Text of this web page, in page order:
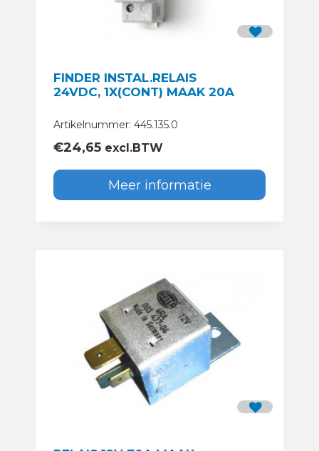
FINDER INSTAL.RELAIS
24VDC, 1X(CONT) MAAK 20A
Artikelnummer: 445.135.0
€24,65 excl.BTW
Meer informatie